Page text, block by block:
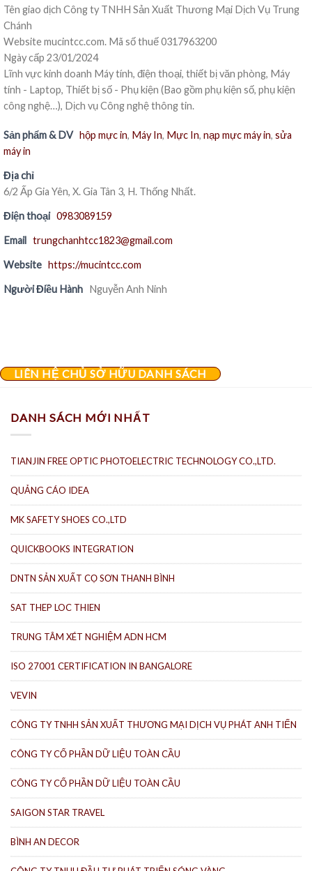
Tên giao dịch Công ty TNHH Sản Xuất Thương Mại Dịch Vụ Trung
Chánh
Website mucintcc.com. Mã số thuế 0317963200
Ngày cấp 23/01/2024
Lĩnh vực kinh doanh Máy tính, điện thoại, thiết bị văn phòng, Máy
tính - Laptop, Thiết bị số - Phụ kiện (Bao gồm phụ kiện số, phụ kiện
công nghệ…), Dịch vụ Công nghệ thông tin.
Sản phẩm & DV hộp mực in, Máy In, Mực In, nạp mực máy in, sửa
máy in
Địa chỉ
6/2 Ấp Gia Yên, X. Gia Tân 3, H. Thống Nhất.
Điện thoại 0983089159
Email trungchanhtcc1823@gmail.com
Website https://mucintcc.com
Người Điều Hành Nguyễn Anh Ninh
LIÊN HỆ CHỦ SỞ HỮU DANH SÁCH
DANH SÁCH MỚI NHẤT
TIANJIN FREE OPTIC PHOTOELECTRIC TECHNOLOGY CO.,LTD.
QUẢNG CÁO IDEA
MK SAFETY SHOES CO.,LTD
QUICKBOOKS INTEGRATION
DNTN SẢN XUẤT CỌ SƠN THANH BÌNH
SAT THEP LOC THIEN
TRUNG TÂM XÉT NGHIỆM ADN HCM
ISO 27001 CERTIFICATION IN BANGALORE
VEVIN
CÔNG TY TNHH SẢN XUẤT THƯƠNG MẠI DỊCH VỤ PHÁT ANH TIẾN
CÔNG TY CỔ PHẦN DỮ LIỆU TOÀN CẦU
CÔNG TY CỔ PHẦN DỮ LIỆU TOÀN CẦU
SAIGON STAR TRAVEL
BÌNH AN DECOR